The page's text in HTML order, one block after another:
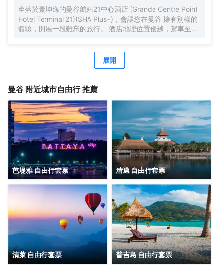
人流吧！黃咖喱藍螃蟹、布吉2度慢煮七彩龍蝦和香橙可麗餅
分別是每家為您精心推薦的美食。 酒店種類繁多的休閑設施
能為每一位下榻於此的您創造多元化的休閑空間，這其中包
括室外泳池和按摩室。酒店配備有會議廳，可供旅客使用。
坐落於素坤逸的曼谷航站21中心酒店 (Grande Centre Point
Hotel Terminal 21)(SHA Plus+)，會讓您在曼谷 擁有別樣的
體驗，開展一段難忘的旅行。 酒店地理位置優越，駕車至隆
Divana Spa距離酒店都不遠。酒店佔盡地理之宜，湯之森日
式温泉館、曼谷人造衝浪樂園和杰特寧醫院離此都很近。酒
展開
曼谷 附近城市自由行 推薦
芭堤雅 自由行套票 清邁 自由行套票
清萊 自由行套票 普吉島 自由行套票